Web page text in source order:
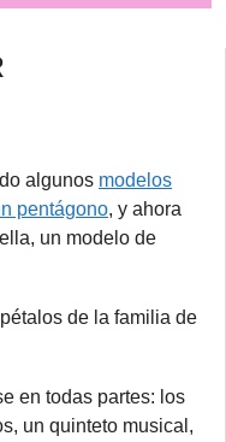
algunos modelos
pentágono, y ahora
un modelo de
de la familia de
en todas partes: los
un quinteto musical,